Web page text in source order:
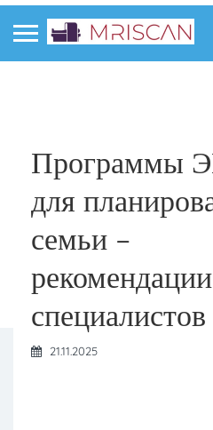
Программы
для
семьи –
рекомендации
специалистов
21.11.2025